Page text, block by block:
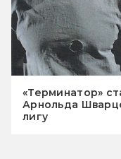
«Терминатор»
Арнольда
лигу